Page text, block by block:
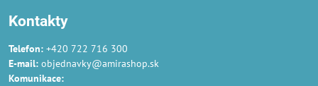
Kontakty
Telefon: +420 722 716 300
E-mail: objednavky@amirashop.sk
Komunikace: